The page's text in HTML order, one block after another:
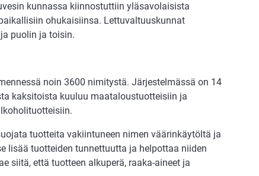
kunnassa kiinnostuttiin yläsavolaisista
ohukaisiinsa. Lettuvaltuuskunnat
puolin ja toisin.
noin 3600 nimitystä. Järjestelmässä on 14
kaksitoista kuuluu maataloustuotteisiin ja
tuotteita vakiintuneen nimen väärinkäytöltä ja
lisää tuotteiden tunnettuutta ja helpottaa niiden
siitä, että tuotteen alkuperä, raaka-aineet ja